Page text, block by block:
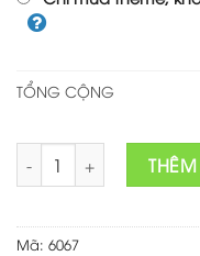
TỔNG CỘNG
Mẫu web cơ quan
Mã: 6067